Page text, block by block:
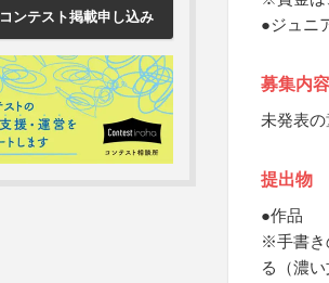
コンテスト掲載申し込み
●ジュニ
募集内容
未発表
提出物
●作品
※手書き
る（濃い